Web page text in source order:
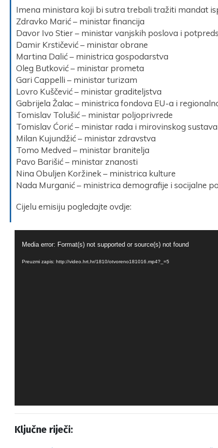
Imena ministara koji bi sutra trebali tražiti mandat
Zdravko Marić – ministar financija
Davor Ivo Stier – ministar vanjskih poslova i
Damir Krstičević – ministar obrane
Martina Dalić – ministrica gospodarstva
Oleg Butković – ministar prometa
Gari Cappelli – ministar turizam
Lovro Kuščević – ministar graditeljstva
Gabrijela Žalac – ministrica fondova EU-a i
Tomislav Tolušić – ministar poljoprivrede
Tomislav Ćorić – ministar rada i mirovinskog sustava
Milan Kujundžić – ministar zdravstva
Tomo Medved – ministar branitelja
Pavo Barišić – ministar znanosti
Nina Obuljen Koržinek – ministrica kulture
Nada Murganić – ministrica demografije i socijalne
Cijelu emisiju pogledajte ovdje:
videozapisa
Media error: Format(s) not supported or source(s) not found
Preuzmi zapis: http://video.hrt.hr/1810/otvoreno181016.mp4?_=5
Ključne riječi: